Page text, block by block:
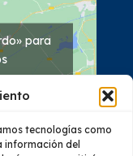
tecnologías como
información del
para